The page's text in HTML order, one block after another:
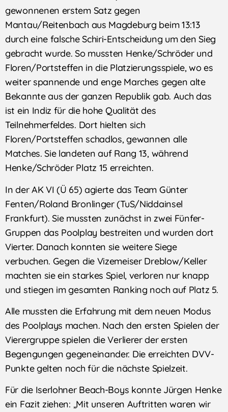
gewonnenen erstem Satz gegen
Mantau/Reitenbach aus Magdeburg beim 13:13
durch eine falsche Schiri-Entscheidung um den Sieg
gebracht wurde. So mussten Henke/Schröder und
Floren/Portsteffen in die Platzierungsspiele, wo es
weiter spannende und enge Marches gegen alte
Bekannte aus der ganzen Republik gab. Auch das
ist ein Indiz für die hohe Qualität des
Teilnehmerfeldes. Dort hielten sich
Floren/Portsteffen schadlos, gewannen alle
Matches. Sie landeten auf Rang 13, während
Henke/Schröder Platz 15 erreichten.
In der AK VI (Ü 65) agierte das Team Günter
Fenten/Roland Bronlinger (TuS/Niddainsel
Frankfurt). Sie mussten zunächst in zwei Fünfer-
Gruppen das Poolplay bestreiten und wurden dort
Vierter. Danach konnten sie weitere Siege
verbuchen. Gegen die Vizemeiser Dreblow/Keller
machten sie ein starkes Spiel, verloren nur knapp
und stiegen im gesamten Ranking noch auf Platz 5.
Alle mussten die Erfahrung mit dem neuen Modus
des Poolplays machen. Nach den ersten Spielen der
Vierergruppe spielen die Verlierer der ersten
Begengungen gegeneinander. Die erreichten DVV-
Punkte gelten noch für die nächste Spielzeit.
Für die Iserlohner Beach-Boys konnte Jürgen Henke
ein Fazit ziehen: „Mit unseren Auftritten waren wir